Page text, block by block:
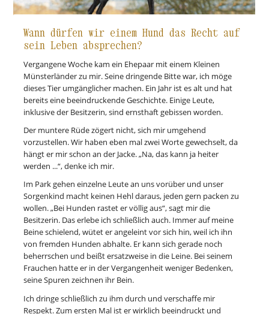
Wann dürfen wir einem Hund das Recht auf
sein Leben absprechen?
Vergangene Woche kam ein Ehepaar mit einem Kleinen
Münsterländer zu mir. Seine dringende Bitte war, ich möge
dieses Tier umgänglicher machen. Ein Jahr ist es alt und hat
bereits eine beeindruckende Geschichte. Einige Leute,
inklusive der Besitzerin, sind ernsthaft gebissen worden.
Der muntere Rüde zögert nicht, sich mir umgehend
vorzustellen. Wir haben eben mal zwei Worte gewechselt, da
hängt er mir schon an der Jacke. „Na, das kann ja heiter
werden ...“, denke ich mir.
Im Park gehen einzelne Leute an uns vorüber und unser
Sorgenkind macht keinen Hehl daraus, jeden gern packen zu
wollen. „Bei Hunden rastet er völlig aus“, sagt mir die
Besitzerin. Das erlebe ich schließlich auch. Immer auf meine
Beine schielend, wütet er angeleint vor sich hin, weil ich ihn
von fremden Hunden abhalte. Er kann sich gerade noch
beherrschen und beißt ersatzweise in die Leine. Bei seinem
Frauchen hatte er in der Vergangenheit weniger Bedenken,
seine Spuren zeichnen ihr Bein.
Ich dringe schließlich zu ihm durch und verschaffe mir
Respekt. Zum ersten Mal ist er wirklich beeindruckt und